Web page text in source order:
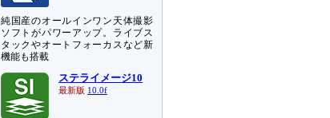
純国産のオールインワン天体撮影
ソフトがパワーアップ。ライブス
タックやオートフォーカスなど新
機能も搭載
ステライメージ10
最新版 10.0f